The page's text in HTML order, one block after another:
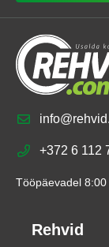
+372 6 112
Tööpäevadel
Rehvid